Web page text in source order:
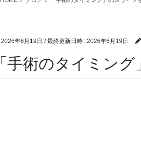
2026年6月19日 / 最終更新日時 : 2026年6月19日
「手術のタイミン